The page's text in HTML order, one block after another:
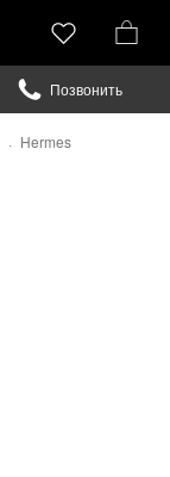
Hermes
Позвонить